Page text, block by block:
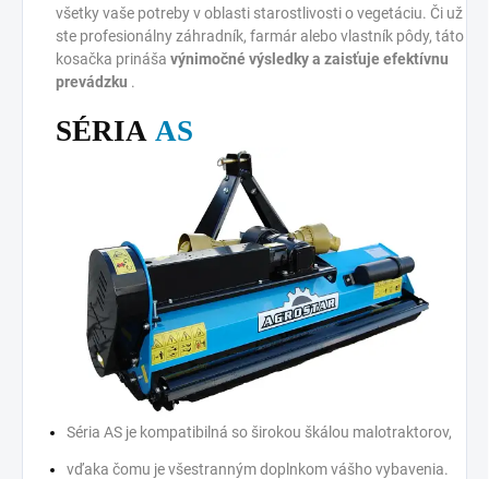
všetky vaše potreby v oblasti starostlivosti o vegetáciu. Či už
ste profesionálny záhradník, farmár alebo vlastník pôdy, táto
kosačka prináša výnimočné výsledky a zaisťuje efektívnu
prevádzku .
SÉRIA AS
Séria AS je kompatibilná so širokou škálou malotraktorov,
vďaka čomu je všestranným doplnkom vášho vybavenia.